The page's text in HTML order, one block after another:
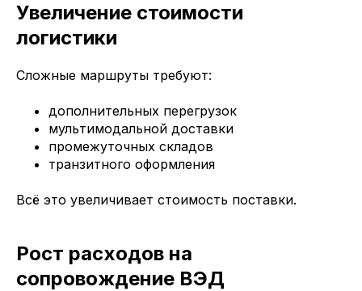
Увеличение стоимости
логистики
Сложные маршруты требуют:
дополнительных перегрузок
мультимодальной доставки
промежуточных складов
транзитного оформления
Всё это увеличивает стоимость поставки.
Рост расходов на
сопровождение ВЭД